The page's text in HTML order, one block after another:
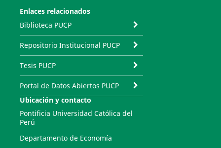
Enlaces relacionados
Biblioteca PUCP
Repositorio Institucional PUCP
Tesis PUCP
Portal de Datos Abiertos PUCP
Ubicación y contacto
Pontificia Universidad Católica del
Perú
Departamento de Economía